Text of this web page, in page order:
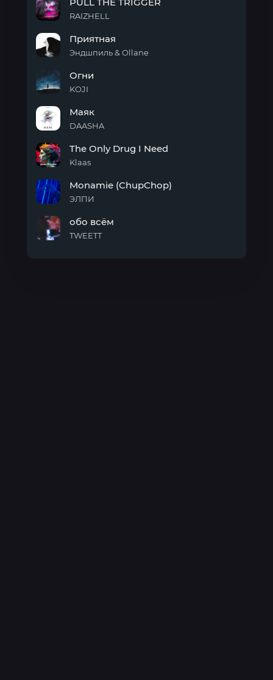
IT
OFF!
Mega
Mix
THE
TRIGGER
RAIZHELL
Приятная
Эндшпиль & Ollane
Огни
KOJI
Маяк
DAASHA
Only
Drug
Need
The Only Drug I Need
Klaas
(ChupChop)
Monamie (ChupChop)
ЭЛПИ
обо всём
TWEETT